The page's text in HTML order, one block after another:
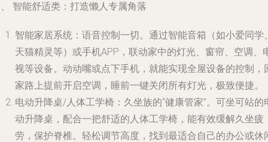
智能舒适类：打造懒人专属角落
智能家居系统：语音控制一切。通过智能音箱（如小爱同学
天猫精灵等）或手机APP，联动家中的灯光、窗帘、空调、
视等设备。动动嘴或点下手机，就能实现全屋设备的控制，
家路上提前开启空调，睡前一键关闭所有灯光，极致便捷。
电动升降桌/人体工学椅：久坐族的“健康管家”。可坐可站的
动升降桌，配合一把舒适的人体工学椅，能有效缓解久坐疲
劳，保护脊椎。轻松调节高度，找到最适合自己的办公或休